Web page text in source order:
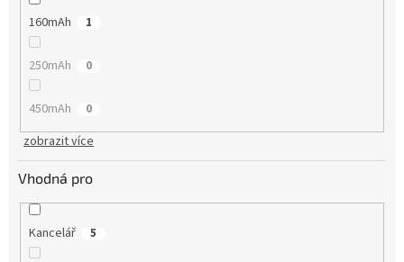
160mAh 1
250mAh 0
450mAh 0
zobrazit více
Vhodná pro
Kancelář 5